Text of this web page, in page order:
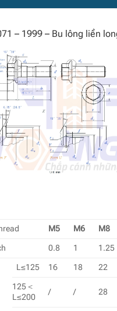
– 1999 – Bu lông liền
M5 M6 M8
0.8 1 1.25
L≤125 16 18 22
125＜
L≤200
/ / 28